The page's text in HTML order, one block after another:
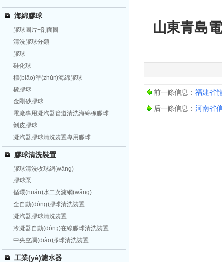
海綿膠球
膠球圖片+剖面圖
清洗膠球分類
膠球
硅化球
標(biāo)準(zhǔn)海綿膠球
橡膠球
金剛砂膠球
電廠專用凝汽器管道清洗海綿橡膠球
剝皮膠球
凝汽器膠球清洗裝置專用膠球
膠球清洗裝置
膠球清洗收球網(wǎng)
膠球泵
循環(huán)水二次濾網(wǎng)
全自動(dòng)膠球清洗裝置
凝汽器膠球清洗裝置
冷凝器自動(dòng)在線膠球清洗裝置
中央空調(diào)膠球清洗裝置
工業(yè)濾水器
山東青島
前一條信息： 福建省
后一條信息： 河南省